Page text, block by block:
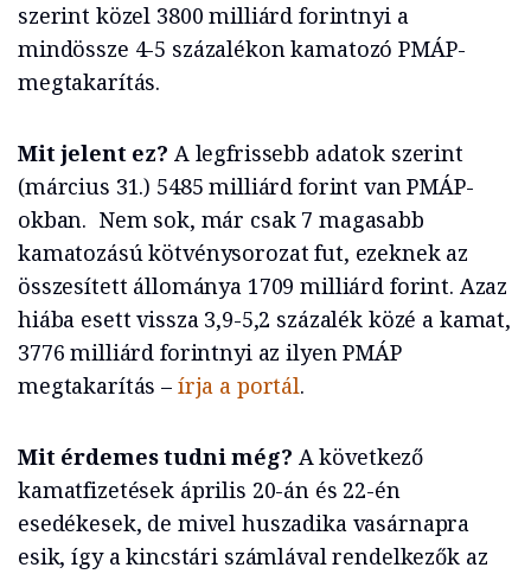
szerint közel 3800 milliárd forintnyi a
mindössze 4-5 százalékon kamatozó PMÁP-
megtakarítás.
Mit jelent ez? A legfrissebb adatok szerint
(március 31.) 5485 milliárd forint van PMÁP-
okban. Nem sok, már csak 7 magasabb
kamatozású kötvénysorozat fut, ezeknek az
összesített állománya 1709 milliárd forint. Azaz
hiába esett vissza 3,9-5,2 százalék közé a kamat,
3776 milliárd forintnyi az ilyen PMÁP
megtakarítás – írja a portál.
Mit érdemes tudni még? A következő
kamatfizetések április 20-án és 22-én
esedékesek, de mivel huszadika vasárnapra
esik, így a kincstári számlával rendelkezők az